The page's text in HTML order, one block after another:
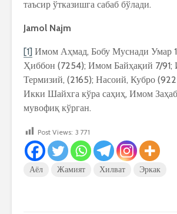
таъсир ўтказишга сабаб бўлади.
Jamol Najm
[1] Имом Аҳмад, Бобу Муснади Умар
Ҳиббон (7254); Имом Байҳақий 7/
Термизий, (2165); Насоий, Кубро
Икки Шайхга кўра саҳиҳ, Имом
мувофиқ кўрган.
Post Views: 3 771
Аёл Жамият Хилват Эркак